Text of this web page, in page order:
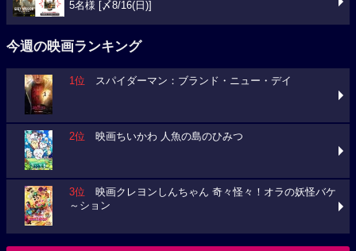
5名様 [〆8/16(日)]
今週の映画ランキング
1位 スパイダーマン：ブランド・ニュー・デイ
2位 映画ちいかわ 人魚の島のひみつ
3位 映画クレヨンしんちゃん 奇々怪々！オラの妖怪バケ
～ション